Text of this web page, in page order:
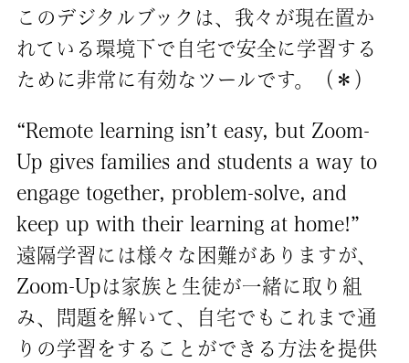
このデジタルブックは、我々が現在置か
れている環境下で自宅で安全に学習する
ために非常に有効なツールです。（＊）
“Remote learning isn’t easy, but Zoom-
Up gives families and students a way to
engage together, problem-solve, and
keep up with their learning at home!”
遠隔学習には様々な困難がありますが、
Zoom-Upは家族と生徒が一緒に取り組
み、問題を解いて、自宅でもこれまで通
りの学習をすることができる方法を提供